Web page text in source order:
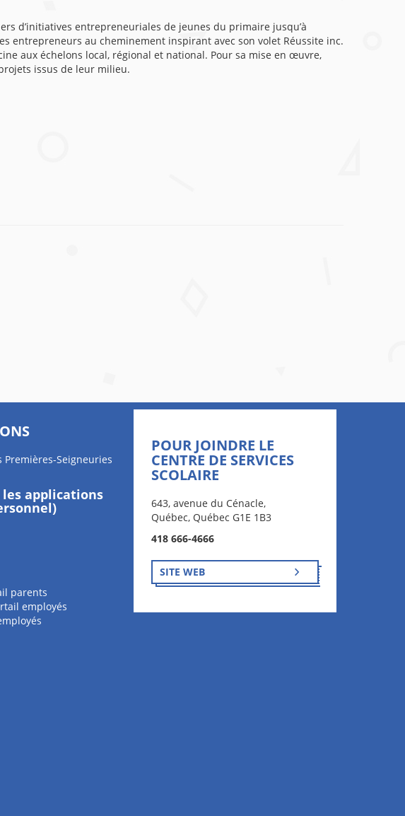
d’initiatives entrepreneuriales de jeunes du primaire jusqu’à
entrepreneurs au cheminement inspirant avec son volet Réussite inc.
aux échelons local, régional et national. Pour sa mise en œuvre,
issus de leur milieu.
Premières-Seigneuries
les applications
parents
employés
POUR JOINDRE LE
CENTRE DE SERVICES
SCOLAIRE
643, avenue du Cénacle,
Québec, Québec G1E 1B3
418 666-4666
SITE WEB